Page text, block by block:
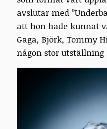
avslutar med
att hon hade kunnat
Gaga, Björk, Tommy
någon stor utställning